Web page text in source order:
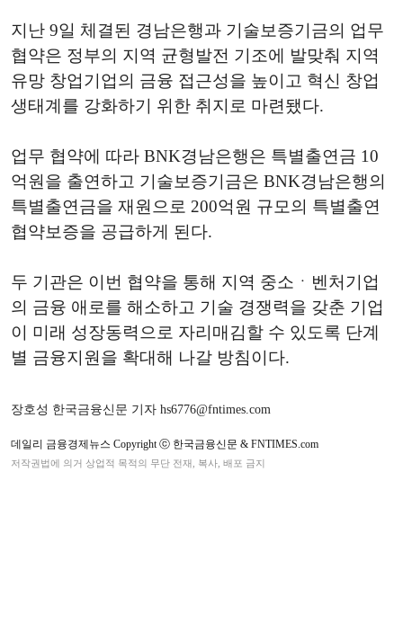
지난 9일 체결된 경남은행과 기술보증기금의 업무
협약은 정부의 지역 균형발전 기조에 발맞춰 지역
유망 창업기업의 금융 접근성을 높이고 혁신 창업
생태계를 강화하기 위한 취지로 마련됐다.
업무 협약에 따라 BNK경남은행은 특별출연금 10
억원을 출연하고 기술보증기금은 BNK경남은행의
특별출연금을 재원으로 200억원 규모의 특별출연
협약보증을 공급하게 된다.
두 기관은 이번 협약을 통해 지역 중소ㆍ벤처기업
의 금융 애로를 해소하고 기술 경쟁력을 갖춘 기업
이 미래 성장동력으로 자리매김할 수 있도록 단계
별 금융지원을 확대해 나갈 방침이다.
장호성 한국금융신문 기자 hs6776@fntimes.com
데일리 금융경제뉴스 Copyright ⓒ 한국금융신문 & FNTIMES.com
저작권법에 의거 상업적 목적의 무단 전재, 복사, 배포 금지